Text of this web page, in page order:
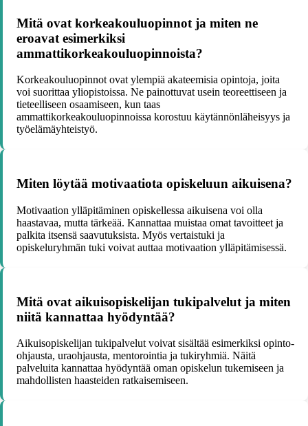
Mitä ovat korkeakouluopinnot ja miten ne
eroavat esimerkiksi
ammattikorkeakouluopinnoista?
Korkeakouluopinnot ovat ylempiä akateemisia opintoja, joita
voi suorittaa yliopistoissa. Ne painottuvat usein teoreettiseen ja
tieteelliseen osaamiseen, kun taas
ammattikorkeakouluopinnoissa korostuu käytännönläheisyys ja
työelämäyhteistyö.
Miten löytää motivaatiota opiskeluun aikuisena?
Motivaation ylläpitäminen opiskellessa aikuisena voi olla
haastavaa, mutta tärkeää. Kannattaa muistaa omat tavoitteet ja
palkita itsensä saavutuksista. Myös vertaistuki ja
opiskeluryhmän tuki voivat auttaa motivaation ylläpitämisessä.
Mitä ovat aikuisopiskelijan tukipalvelut ja miten
niitä kannattaa hyödyntää?
Aikuisopiskelijan tukipalvelut voivat sisältää esimerkiksi opinto-
ohjausta, uraohjausta, mentorointia ja tukiryhmiä. Näitä
palveluita kannattaa hyödyntää oman opiskelun tukemiseen ja
mahdollisten haasteiden ratkaisemiseen.